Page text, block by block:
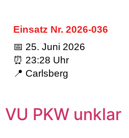
Einsatz Nr. 2026-036
📅 25. Juni 2026
⏰ 23:28 Uhr
📍 Carlsberg
VU PKW unklar